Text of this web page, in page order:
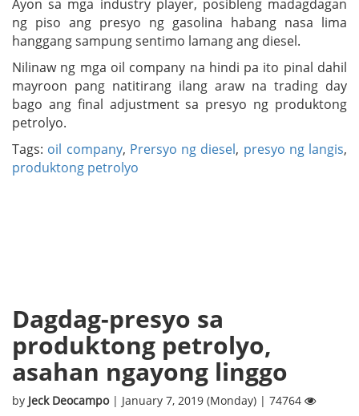
Ayon sa mga industry player, posibleng madagdagan
ng piso ang presyo ng gasolina habang nasa lima
hanggang sampung sentimo lamang ang diesel.
Nilinaw ng mga oil company na hindi pa ito pinal dahil
mayroon pang natitirang ilang araw na trading day
bago ang final adjustment sa presyo ng produktong
petrolyo.
Tags: oil company, Prersyo ng diesel, presyo ng langis,
produktong petrolyo
Dagdag-presyo sa
produktong petrolyo,
asahan ngayong linggo
by Jeck Deocampo | January 7, 2019 (Monday) | 74764